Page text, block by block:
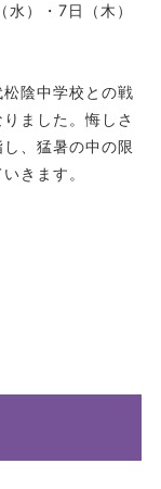
）・7日（木）
陰中学校との戦
ました。悔しさ
、猛暑の中の限
きます。